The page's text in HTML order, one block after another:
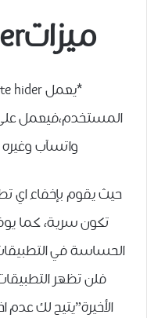
ميزاتprivate hider:-
المستخدم،فيعمل
واتسآب وغيره
حيث يقوم بإخفاء اي
تكون سرية، كما
الحساسة في التطبيقات
فلن تظهر
الأخيرة”يتيح لك عدم